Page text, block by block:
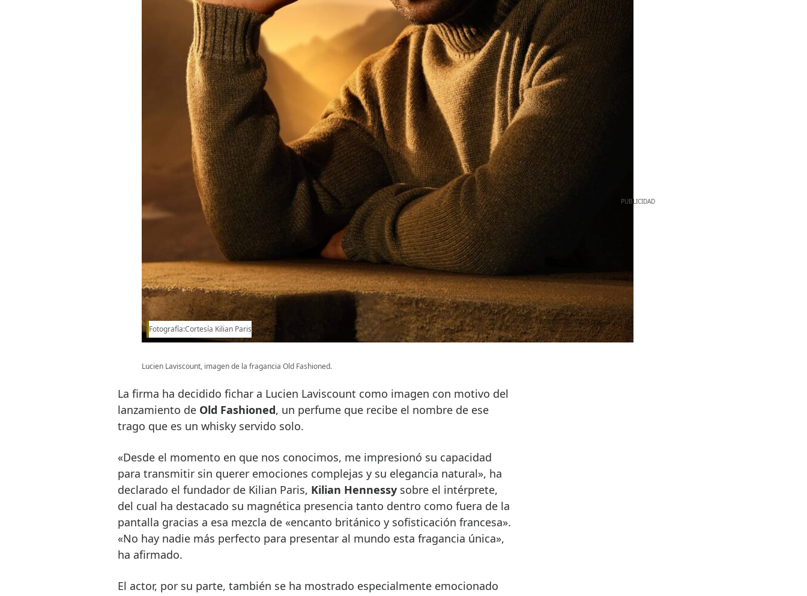
Fotografía:Cortesía Kilian Paris
Lucien Laviscount, imagen de la fragancia Old Fashioned.
La firma ha decidido fichar a Lucien Laviscount como imagen con motivo del
lanzamiento de Old Fashioned, un perfume que recibe el nombre de ese
trago que es un whisky servido solo.
«Desde el momento en que nos conocimos, me impresionó su capacidad
para transmitir sin querer emociones complejas y su elegancia natural», ha
declarado el fundador de Kilian Paris, Kilian Hennessysobre el intérprete,
del cual ha destacado su magnética presencia tanto dentro como fuera de la
pantalla gracias a esa mezcla de «encanto británico y sofisticación francesa».
«No hay nadie más perfecto para presentar al mundo esta fragancia única»,
ha afirmado.
El actor, por su parte, también se ha mostrado especialmente emocionado